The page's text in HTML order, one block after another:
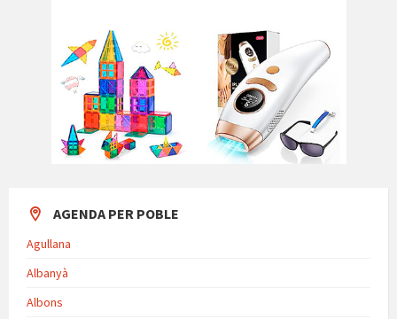
AGENDA PER POBLE
Agullana
Albanyà
Albons